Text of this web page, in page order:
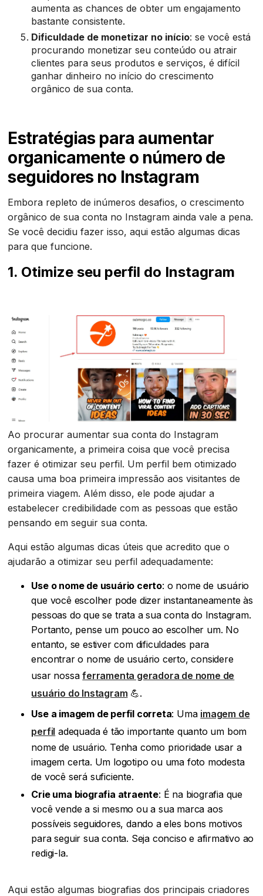
aumenta as chances de obter um engajamento
bastante consistente.
Dificuldade de monetizar no início: se você está
procurando monetizar seu conteúdo ou atrair
clientes para seus produtos e serviços, é difícil
ganhar dinheiro no início do crescimento
orgânico de sua conta.
Estratégias para aumentar
organicamente o número de
seguidores no Instagram
Embora repleto de inúmeros desafios, o crescimento
orgânico de sua conta no Instagram ainda vale a pena.
Se você decidiu fazer isso, aqui estão algumas dicas
para que funcione.
1. Otimize seu perfil do Instagram
Ao procurar aumentar sua conta do Instagram
organicamente, a primeira coisa que você precisa
fazer é otimizar seu perfil. Um perfil bem otimizado
causa uma boa primeira impressão aos visitantes de
primeira viagem. Além disso, ele pode ajudar a
estabelecer credibilidade com as pessoas que estão
pensando em seguir sua conta.
Aqui estão algumas dicas úteis que acredito que o
ajudarão a otimizar seu perfil adequadamente:
Use o nome de usuário certo: o nome de usuário
que você escolher pode dizer instantaneamente às
pessoas do que se trata a sua conta do Instagram.
Portanto, pense um pouco ao escolher um. No
entanto, se estiver com dificuldades para
encontrar o nome de usuário certo, considere
usar nossaferramenta geradora de nome de
usuário do Instagram 💪.
Use a imagem de perfil correta: Uma imagem de
perfil adequada é tão importante quanto um bom
nome de usuário. Tenha como prioridade usar a
imagem certa. Um logotipo ou uma foto modesta
de você será suficiente.
Crie uma biografia atraente: É na biografia que
você vende a si mesmo ou a sua marca aos
possíveis seguidores, dando a eles bons motivos
para seguir sua conta. Seja conciso e afirmativo ao
redigi-la.
Aqui estão algumas biografias dos principais criadores